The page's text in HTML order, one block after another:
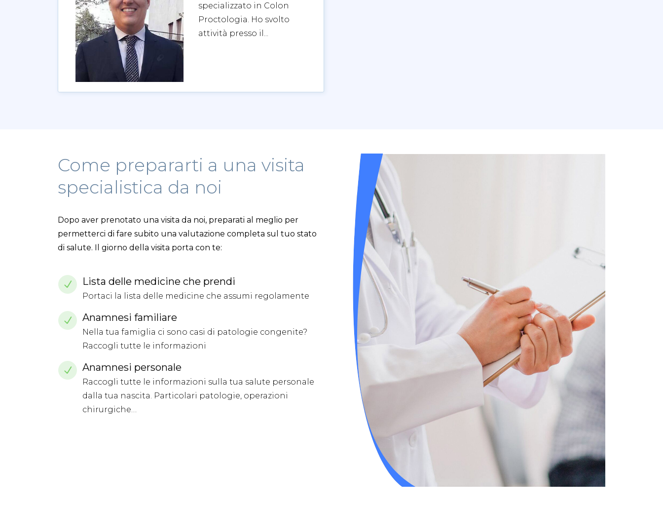
specializzato in Colon
Proctologia. Ho svolto
attività presso il...
Come prepararti a una visita
specialistica da noi
Dopo aver prenotato una visita da noi, preparati al meglio per
permetterci di fare subito una valutazione completa sul tuo stato
di salute. Il giorno della visita porta con te:
Lista delle medicine che prendi
Portaci la lista delle medicine che assumi regolamente
Anamnesi familiare
Nella tua famiglia ci sono casi di patologie congenite?
Raccogli tutte le informazioni
Anamnesi personale
Raccogli tutte le informazioni sulla tua salute personale
dalla tua nascita. Particolari patologie, operazioni
chirurgiche…